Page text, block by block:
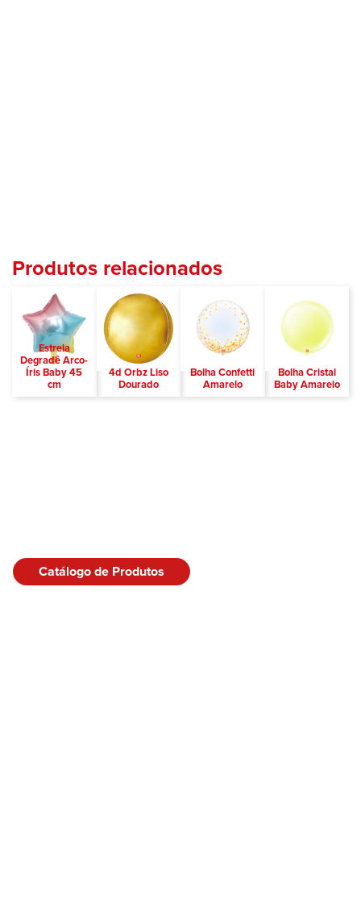
Produtos relacionados
Estrela
Degradê Arco-
Íris Baby 45
cm
4d Orbz Liso
Dourado
Bolha Confetti
Amarelo
Bolha Cristal
Baby Amarelo
Catálogo de Produtos